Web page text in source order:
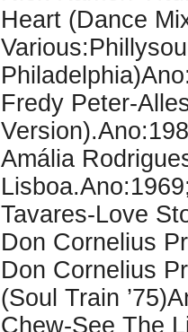
Heart (Dance
Fredy Peter-
Amália
Tavares-Love
Don Cornelius
Don Cornelius
(Soul Train
Chew-See The